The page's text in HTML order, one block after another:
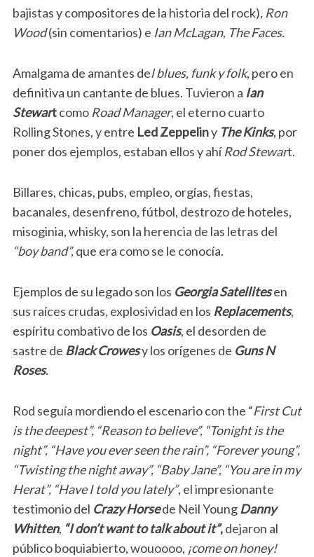
bajistas y compositores de la historia del rock), Ron
Wood(sin comentarios) e Ian McLagan, The Faces.
Amalgama de amantes del blues, funk y folk, pero en
definitiva un cantante de blues. Tuvieron a Ian
Stewartcomo Road Manager, el eterno cuarto
Rolling Stones, y entre Led Zeppeliny The Kinks, por
poner dos ejemplos, estaban ellos y ahíRod Stewart.
Billares, chicas, pubs, empleo, orgías, fiestas,
bacanales, desenfreno, fútbol, destrozo de hoteles,
misoginia, whisky, son la herencia de las letras del
“boy band”,que era como se le conocía.
Ejemplos de su legado son los Georgia Satellitesen
sus raíces crudas, explosividad en los Replacements,
espíritu combativo de los Oasis, el desorden de
sastre de Black Crowesy los orígenes de Guns N
Roses.
Rod seguía mordiendo el escenario con the “First Cut
is the deepest”, “Reason to believe”, “Tonight is the
night”, “Have you ever seen the rain”, “Forever young”,
“Twisting the night away”, “Baby Jane”, “You are in my
Herat”, “Have I told you lately”, el impresionante
testimonio del Crazy Horsede Neil YoungDanny
Whitten, “I don’t want to talk about it”,dejaron al
público boquiabierto, wouoooo, ¡come on honey!